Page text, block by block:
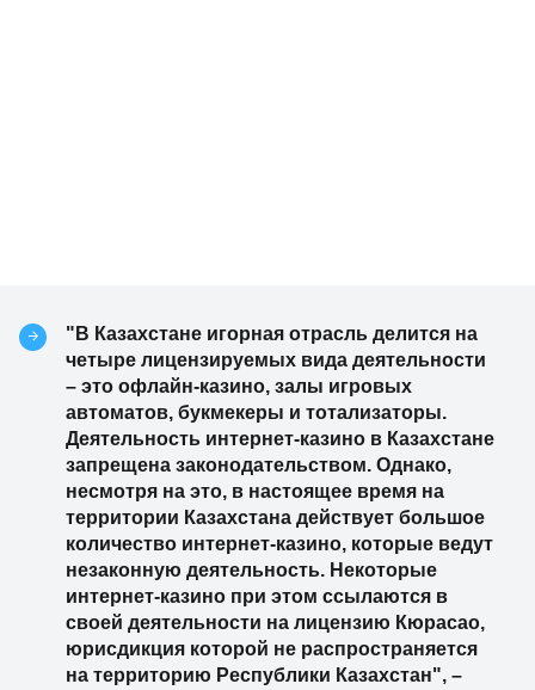
"В Казахстане игорная отрасль делится на
четыре лицензируемых вида деятельности
– это офлайн-казино, залы игровых
автоматов, букмекеры и тотализаторы.
Деятельность интернет-казино в Казахстане
запрещена законодательством. Однако,
несмотря на это, в настоящее время на
территории Казахстана действует большое
количество интернет-казино, которые ведут
незаконную деятельность. Некоторые
интернет-казино при этом ссылаются в
своей деятельности на лицензию Кюрасао,
юрисдикция которой не распространяется
на территорию Республики Казахстан", –